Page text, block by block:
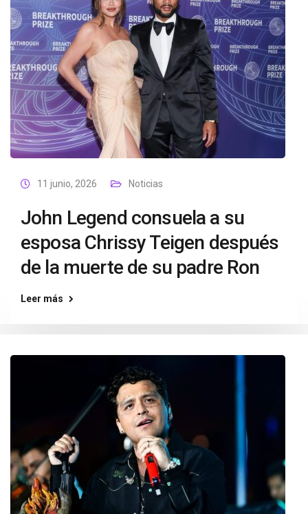
11 junio, 2026 Noticias
John Legend consuela a su
esposa Chrissy Teigen después
de la muerte de su padre Ron
Leer más